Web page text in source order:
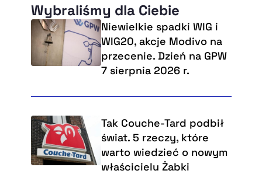
Wybraliśmy dla Ciebie
Niewielkie spadki WIG i
WIG20, akcje Modivo na
przecenie. Dzień na GPW
7 sierpnia 2026 r.
Tak Couche-Tard podbił
świat. 5 rzeczy, które
warto wiedzieć o nowym
właścicielu Żabki